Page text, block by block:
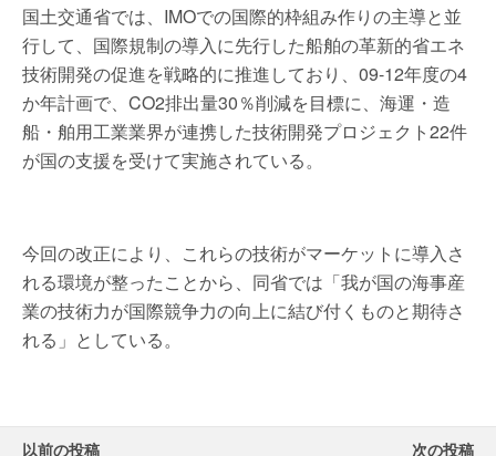
国土交通省では、IMOでの国際的枠組み作りの主導と並
行して、国際規制の導入に先行した船舶の革新的省エネ
技術開発の促進を戦略的に推進しており、09-12年度の4
か年計画で、CO2排出量30％削減を目標に、海運・造
船・舶用工業業界が連携した技術開発プロジェクト22件
が国の支援を受けて実施されている。
今回の改正により、これらの技術がマーケットに導入さ
れる環境が整ったことから、同省では「我が国の海事産
業の技術力が国際競争力の向上に結び付くものと期待さ
れる」としている。
以前の投稿 次の投稿